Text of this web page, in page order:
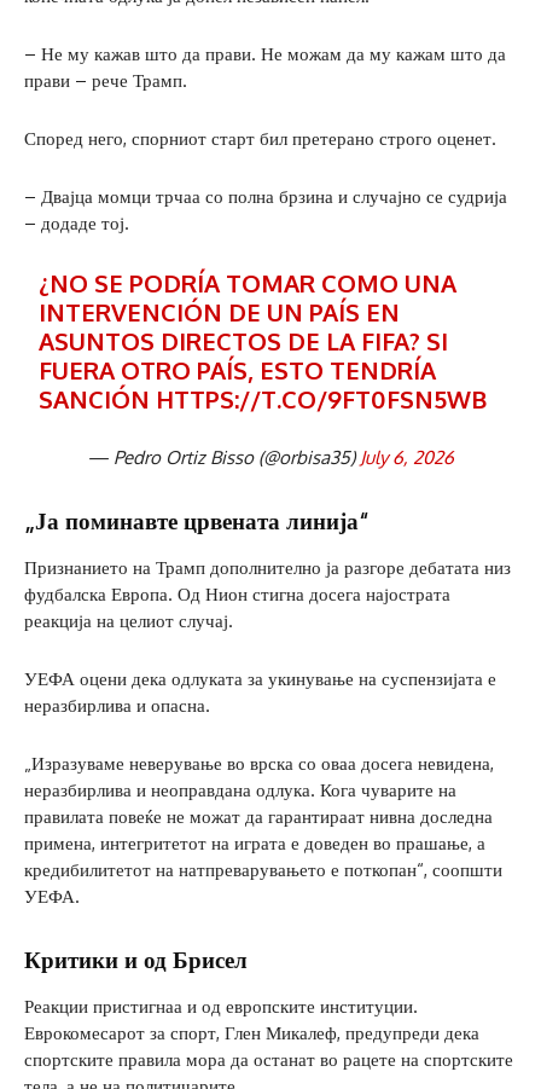
– Не му кажав што да прави. Не можам да му кажам што да
прави – рече Трамп.
Според него, спорниот старт бил претерано строго оценет.
– Двајца момци трчаа со полна брзина и случајно се судрија
– додаде тој.
¿NO SE PODRÍA TOMAR COMO UNA
INTERVENCIÓN DE UN PAÍS EN
ASUNTOS DIRECTOS DE LA FIFA? SI
FUERA OTRO PAÍS, ESTO TENDRÍA
SANCIÓN HTTPS://T.CO/9FT0FSN5WB
— Pedro Ortiz Bisso (@orbisa35) July 6, 2026
„Ја поминавте црвената линија“
Признанието на Трамп дополнително ја разгоре дебатата низ
фудбалска Европа. Од Нион стигна досега најострата
реакција на целиот случај.
УЕФА оцени дека одлуката за укинување на суспензијата е
неразбирлива и опасна.
„Изразуваме неверување во врска со оваа досега невидена,
неразбирлива и неоправдана одлука. Кога чуварите на
правилата повеќе не можат да гарантираат нивна доследна
примена, интегритетот на играта е доведен во прашање, а
кредибилитетот на натпреварувањето е поткопан“, соопшти
УЕФА.
Критики и од Брисел
Реакции пристигнаа и од европските институции.
Еврокомесарот за спорт, Глен Микалеф, предупреди дека
спортските правила мора да останат во рацете на спортските